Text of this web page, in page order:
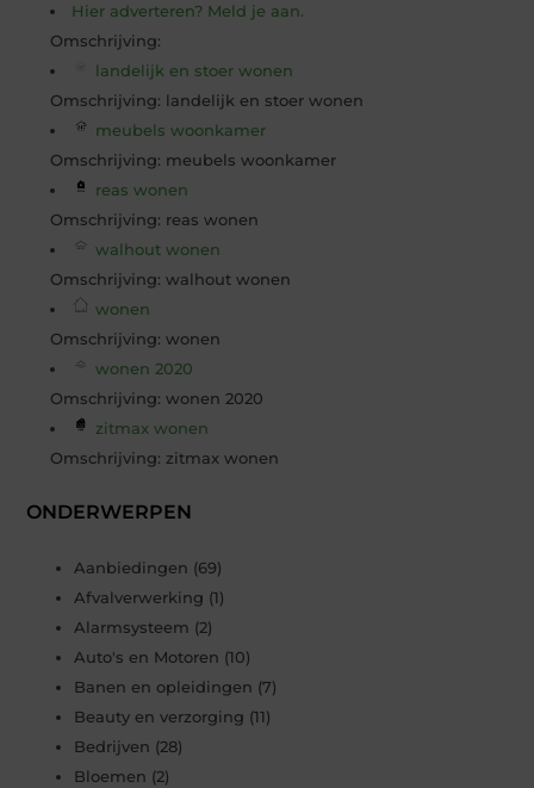
Hier adverteren? Meld je aan.
Omschrijving:
landelijk en stoer wonen
Omschrijving: landelijk en stoer wonen
meubels woonkamer
Omschrijving: meubels woonkamer
reas wonen
Omschrijving: reas wonen
walhout wonen
Omschrijving: walhout wonen
wonen
Omschrijving: wonen
wonen 2020
Omschrijving: wonen 2020
zitmax wonen
Omschrijving: zitmax wonen
ONDERWERPEN
Aanbiedingen (69)
Afvalverwerking (1)
Alarmsysteem (2)
Auto's en Motoren (10)
Banen en opleidingen (7)
Beauty en verzorging (11)
Bedrijven (28)
Bloemen (2)